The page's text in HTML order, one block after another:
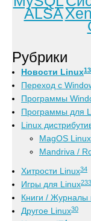
ALSA
Рубрики
Новости Linux
Переход с
Программы
Программы для
Linux
MagOS Linux
Mandriva /
Хитрости Linux34
Игры для Linux233
Книги / Журналы
Другое Linux30